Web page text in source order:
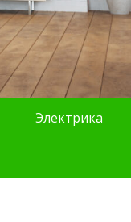
Электрика